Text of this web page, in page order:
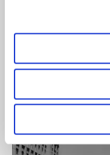
PRAHA VČERA